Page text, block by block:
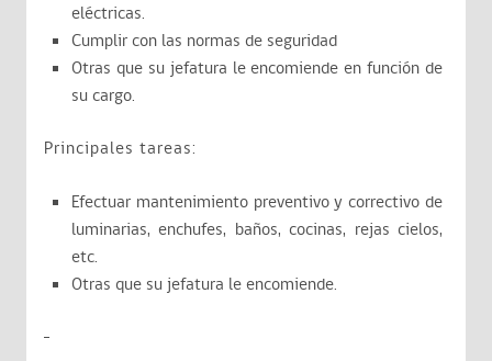
eléctricas.
Cumplir con las normas de seguridad
Otras que su jefatura le encomiende en función de
su cargo.
Principales tareas:
Efectuar mantenimiento preventivo y correctivo de
luminarias, enchufes, baños, cocinas, rejas cielos,
etc.
Otras que su jefatura le encomiende.